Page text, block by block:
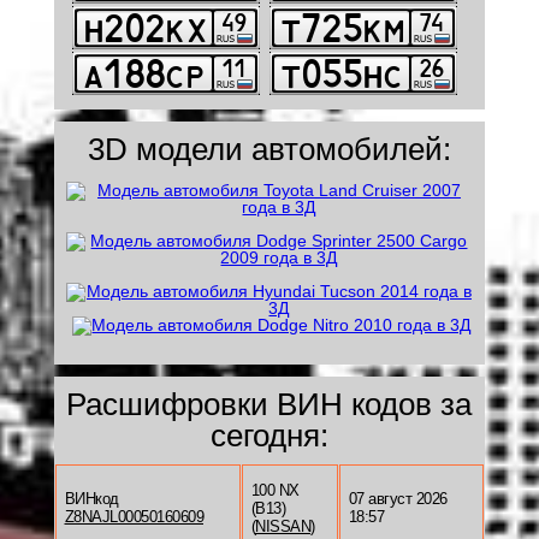
3D модели автомобилей:
Расшифровки ВИН кодов за
сегодня:
ВИНкод
Z8NAJL00050160609
100 NX
(B13)
(NISSAN)
07 август 2026
18:57